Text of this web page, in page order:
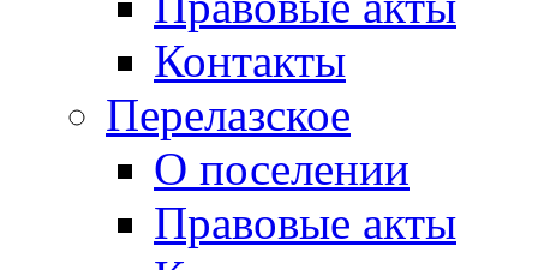
Контакты
Перелазское
О поселении
Правовые акты